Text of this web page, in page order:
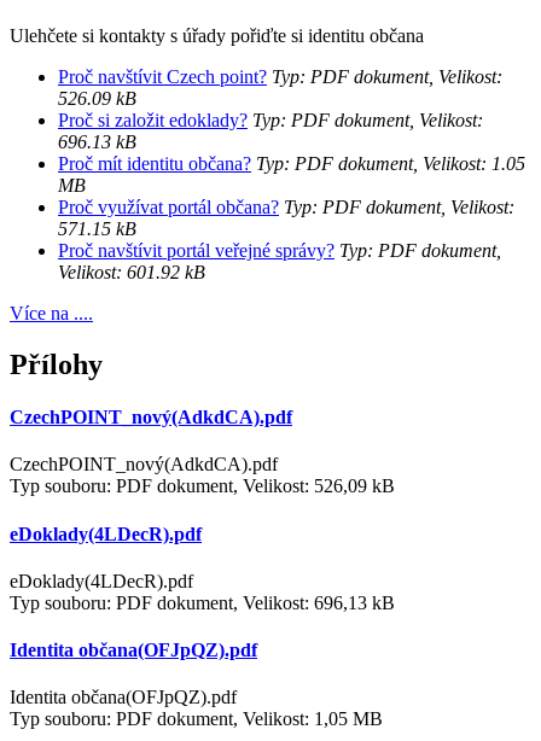
Ulehčete si kontakty s úřady pořiďte si identitu občana
Proč navštívit Czech point? Typ: PDF dokument, Velikost:
526.09 kB
Proč si založit edoklady? Typ: PDF dokument, Velikost:
696.13 kB
Proč mít identitu občana? Typ: PDF dokument, Velikost: 1.05
MB
Proč využívat portál občana? Typ: PDF dokument, Velikost:
571.15 kB
Proč navštívit portál veřejné správy? Typ: PDF dokument,
Velikost: 601.92 kB
Více na ....
Přílohy
CzechPOINT_nový(AdkdCA).pdf
CzechPOINT_nový(AdkdCA).pdf
Typ souboru: PDF dokument, Velikost: 526,09 kB
eDoklady(4LDecR).pdf
eDoklady(4LDecR).pdf
Typ souboru: PDF dokument, Velikost: 696,13 kB
Identita občana(OFJpQZ).pdf
Identita občana(OFJpQZ).pdf
Typ souboru: PDF dokument, Velikost: 1,05 MB